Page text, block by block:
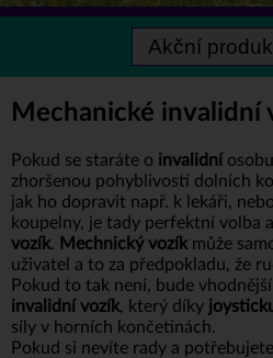
Mechanické invalidní
Pokud se staráte o invalidní
zhoršenou pohyblivostí dolních
jak ho dopravit např. k lekáři,
koupelny, je tady perfektní volba
vozík. Mechnický vozík může
uživatel a to za předpokladu, že
Pokud to tak není, bude vhodnější
invalidní vozík, který díky
síly v horních končetinách.
Pokud si nevíte rady a